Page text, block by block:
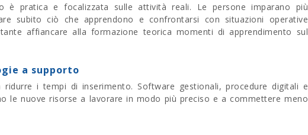
è pratica e focalizzata sulle attività reali. Le persone imparano più
subito ciò che apprendono e confrontarsi con situazioni operative
affiancare alla formazione teorica momenti di apprendimento sul
a supporto
i tempi di inserimento. Software gestionali, procedure digitali e
le nuove risorse a lavorare in modo più preciso e a commettere meno